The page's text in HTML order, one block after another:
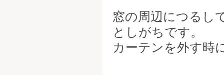
窓の周辺につるし
としがちです。
カーテンを外す時